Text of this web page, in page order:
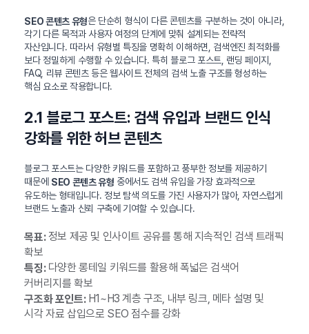
SEO 콘텐츠 유형은 단순히 형식이 다른 콘텐츠를 구분하는 것이 아니라,
각기 다른 목적과 사용자 여정의 단계에 맞춰 설계되는 전략적
자산입니다. 따라서 유형별 특징을 명확히 이해하면, 검색엔진 최적화를
보다 정밀하게 수행할 수 있습니다. 특히 블로그 포스트, 랜딩 페이지,
FAQ, 리뷰 콘텐츠 등은 웹사이트 전체의 검색 노출 구조를 형성하는
핵심 요소로 작용합니다.
2.1 블로그 포스트: 검색 유입과 브랜드 인식
강화를 위한 허브 콘텐츠
블로그 포스트는 다양한 키워드를 포함하고 풍부한 정보를 제공하기
때문에 SEO 콘텐츠 유형 중에서도 검색 유입을 가장 효과적으로
유도하는 형태입니다. 정보 탐색 의도를 가진 사용자가 많아, 자연스럽게
브랜드 노출과 신뢰 구축에 기여할 수 있습니다.
목표:정보 제공 및 인사이트 공유를 통해 지속적인 검색 트래픽
확보
특징:다양한 롱테일 키워드를 활용해 폭넓은 검색어
커버리지를 확보
구조화 포인트:H1~H3 계층 구조, 내부 링크, 메타 설명 및
시각 자료 삽입으로 SEO 점수를 강화